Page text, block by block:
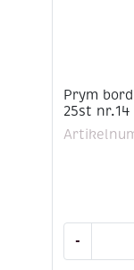
Prym
25st nr.14
-